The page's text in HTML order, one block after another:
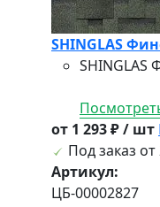
SHINGLAS
SHINGLAS
от 1 293 ₽ / шт
Под заказ от
Артикул:
ЦБ-00002827